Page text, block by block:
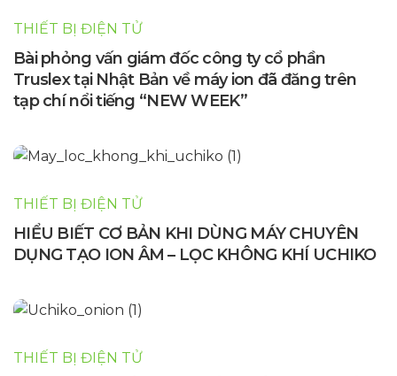
THIẾT BỊ ĐIỆN TỬ
Bài phỏng vấn giám đốc công ty cổ phần
Truslex tại Nhật Bản về máy ion đã đăng trên
tạp chí nổi tiếng “NEW WEEK”
THIẾT BỊ ĐIỆN TỬ
HIỂU BIẾT CƠ BẢN KHI DÙNG MÁY CHUYÊN
DỤNG TẠO ION ÂM – LỌC KHÔNG KHÍ UCHIKO
THIẾT BỊ ĐIỆN TỬ